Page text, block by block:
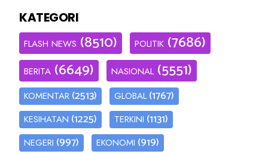
KATEGORI
FLASH NEWS (8510) POLITIK (7686)
BERITA (6649) NASIONAL (5551)
KOMENTAR (2513) GLOBAL (1767)
KESIHATAN (1225) TERKINI (1131)
NEGERI (997) EKONOMI (919)